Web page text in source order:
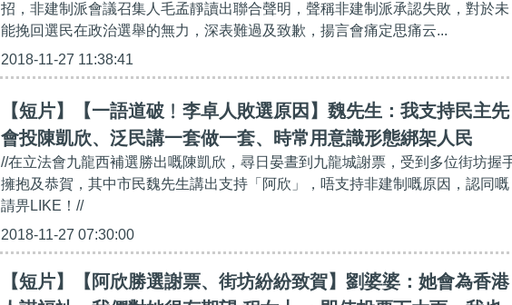
招，非建制派會議召集人毛孟靜讀出聯合聲明，聲稱非建制派承認失敗，對於未
能挽回選民在政治選舉的無力，深表難過及致歉，揚言會痛定思痛云...
2018-11-27 11:38:41
【短片】【一語道破﹗李卓人敗選原因】魏先生：我支持民主先
會投陳凱欣、泛民講一套做一套、時常用意識形態綁架人民
//在立法會九龍西補選勝出嘅陳凱欣，尋日晏晝到九龍城謝票，受到多位街坊握
擁抱及恭賀，其中市民魏先生講出支持「阿欣」，唔支持非建制嘅原因，認同嘅
請畀LIKE！//
2018-11-27 07:30:00
【短片】【阿欣勝選謝票、街坊紛紛致賀】劉婆婆：她會為香港